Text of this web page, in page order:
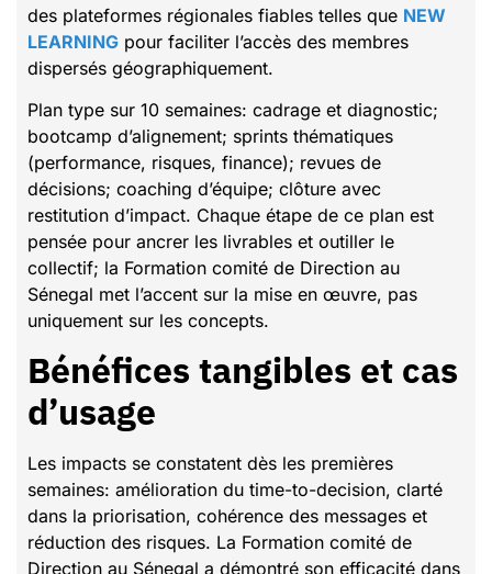
des plateformes régionales fiables telles que NEW
LEARNING pour faciliter l’accès des membres
dispersés géographiquement.
Plan type sur 10 semaines: cadrage et diagnostic;
bootcamp d’alignement; sprints thématiques
(performance, risques, finance); revues de
décisions; coaching d’équipe; clôture avec
restitution d’impact. Chaque étape de ce plan est
pensée pour ancrer les livrables et outiller le
collectif; la Formation comité de Direction au
Sénegal met l’accent sur la mise en œuvre, pas
uniquement sur les concepts.
Bénéfices tangibles et cas
d’usage
Les impacts se constatent dès les premières
semaines: amélioration du time-to-decision, clarté
dans la priorisation, cohérence des messages et
réduction des risques. La Formation comité de
Direction au Sénegal a démontré son efficacité dans